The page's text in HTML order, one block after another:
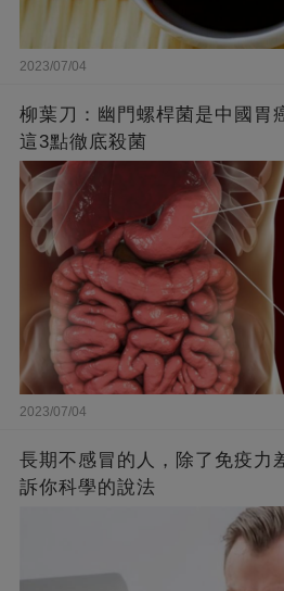
2023/07/04
柳葉刀：幽門螺桿菌是中國胃
這3點徹底殺菌
2023/07/04
長期不感冒的人，除了免疫力
訴你科學的說法